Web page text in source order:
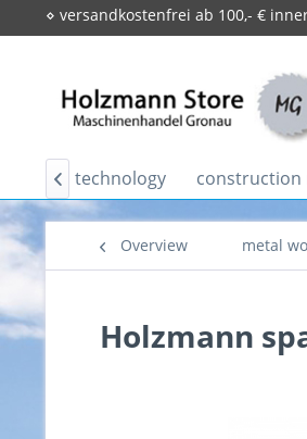
⋄ versandkostenfrei ab 100,- €
technology construction

Overview metal
Holzmann